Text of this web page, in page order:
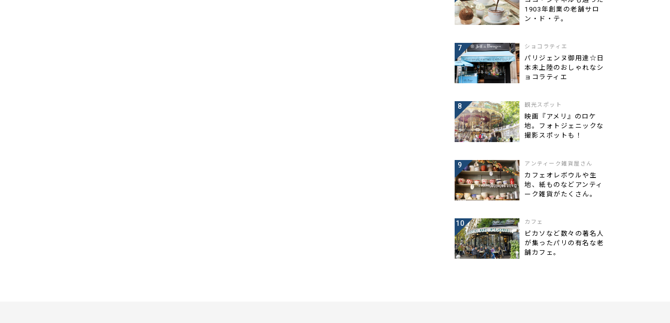
1903年創業の老舗サロ
ン・ド・テ。
ショコラティエ
パリジェンヌ御用達☆日
本未上陸のおしゃれなシ
ョコラティエ
観光スポット
映画『アメリ』のロケ
地。フォトジェニックな
撮影スポットも！
アンティーク雑貨屋さん
カフェオレボウルや生
地、紙ものなどアンティ
ーク雑貨がたくさん。
カフェ
ピカソなど数々の著名人
が集ったパリの有名な老
舗カフェ。